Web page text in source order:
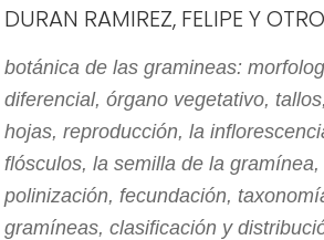
DURAN RAMIREZ, FELIPE Y
botánica de las gramineas:
diferencial, órgano vegetativo,
hojas, reproducción, la
flósculos, la semilla de la
polinización, fecundación,
gramíneas, clasificación y